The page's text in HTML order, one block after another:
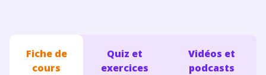
Fiche de
cours
Quiz et
exercices
Vidéos et
podcasts